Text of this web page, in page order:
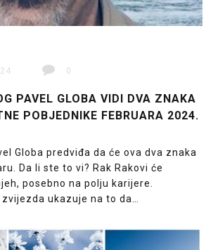
0
PAVEL GLOBA VIDI DVA ZNAKA
POBJEDNIKE FEBRUARA 2024.
Globa predviđa da će ova dva znaka
Da li ste to vi? Rak Rakovi će
posebno na polju karijere.
ukazuje na to da…